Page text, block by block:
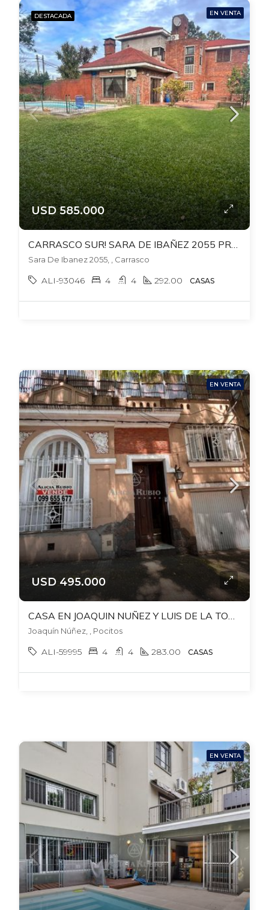
DESTACADA EN VENTA
USD 585.000
Sara De Ibanez 2055, , Carrasco
ALI-93046 4 4 292.00 CASAS
EN VENTA
USD 495.000
Joaquín Núñez, , Pocitos
ALI-59995 4 4 283.00 CASAS
EN VENTA